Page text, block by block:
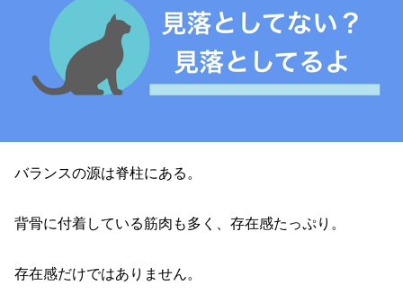
バランスの源は脊柱にある。
背骨に付着している筋肉も多く、存在感たっぷり。
存在感だけではありません。